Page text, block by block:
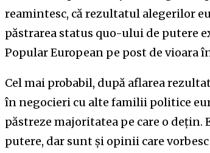
reamintesc, că rezultatul alegerilor
păstrarea status quo-ului de putere
Popular European pe post de vioara
Cel mai probabil, după aflarea
în negocieri cu alte familii politice
păstreze majoritatea pe care o dețin.
putere, dar sunt și opinii care